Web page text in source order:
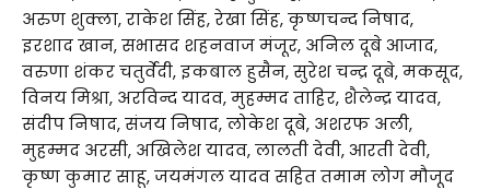
अरुण शुक्ला, राकेश सिंह, रेखा सिंह, कृष्णचन्द निषाद,
इरशाद खान, सभासद शहनवाज मंजूर, अनिल दूबे आजाद,
वरुणा शंकर चतुर्वेदी, इकबाल हुसैन, सुरेश चन्द्र दूबे, मकसूद,
विनय मिश्रा, अरविन्द यादव, मुहम्मद ताहिर, शैलेन्द्र यादव,
संदीप निषाद, संजय निषाद, लोकेश दूबे, अशरफ अली,
मुहम्मद अरसी, अखिलेश यादव, लालती देवी, आरती देवी,
कृष्ण कुमार साहू, जयमंगल यादव सहित तमाम लोग मौजूद